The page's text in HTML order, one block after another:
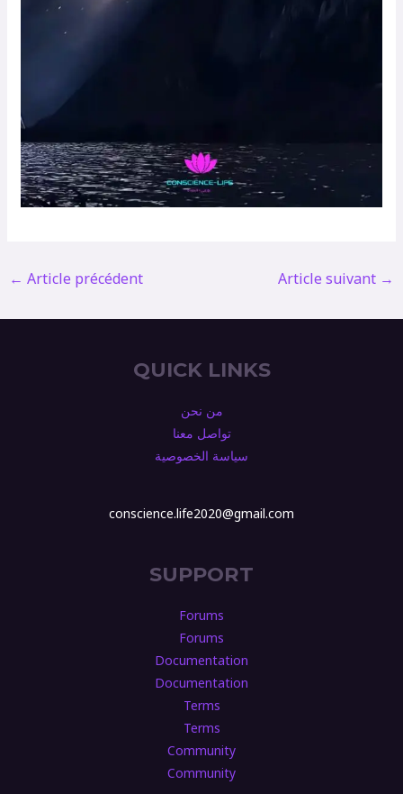
← Article précédent Article suivant →
QUICK LINKS
من نحن
تواصل معنا
سياسة الخصوصية
conscience.life2020@gmail.com
SUPPORT
Forums
Forums
Documentation
Documentation
Terms
Terms
Community
Community